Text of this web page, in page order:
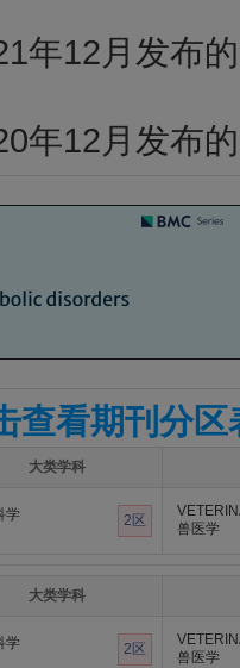
年12月发布
年12月发布
查看期刊分区
大类学科
学 2区
兽医学
大类学科
学 2区
兽医学